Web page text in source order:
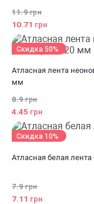
11.9грн
10.71 грн
Атласная лента
мм
8.9грн
4.45 грн
Скидка 50%
Атласная белая
7.9грн
7.11 грн
Скидка 10%